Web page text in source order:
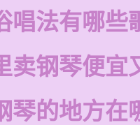
唱法有哪些
卖钢琴便宜
琴的地方在